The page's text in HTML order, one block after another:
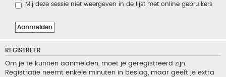
Mij deze sessie niet weergeven in de lijst met online gebruikers
REGISTREER
Om je te kunnen aanmelden, moet je geregistreerd zijn.
Registratie neemt enkele minuten in beslag, maar geeft je extra